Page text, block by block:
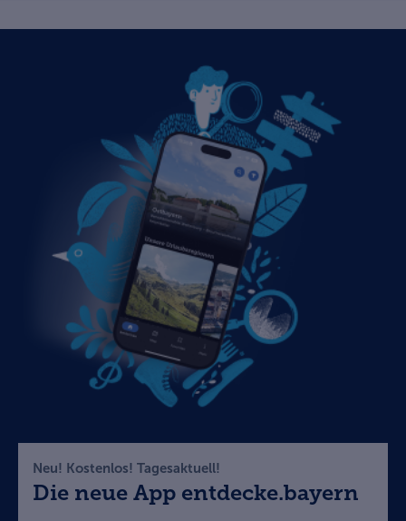
Neu! Kostenlos! Tagesaktuell!
Die neue App entdecke.bayern